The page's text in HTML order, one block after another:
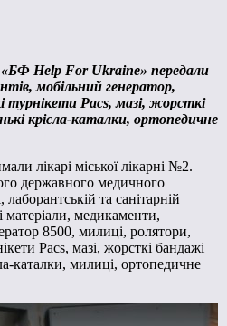
Help For Ukraine» передали
мобільний генератор,
турнікети Pacs, мазі, жорсткі
крісла-каталки, ортопедичне
лікарі міської лікарні №2.
державного медичного
лаборантській та санітарній
матеріали, медикаменти,
8500, милиці, ролятори,
Pacs, мазі, жорсткі бандажі
каталки, милиці, ортопедичне